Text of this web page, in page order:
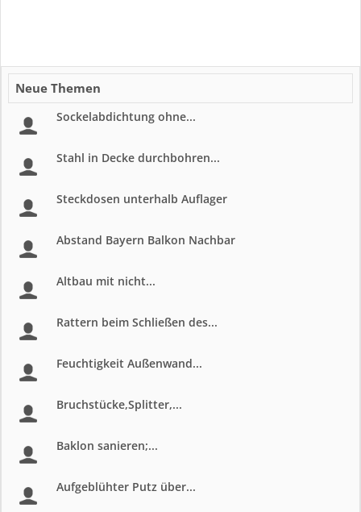
Neue Themen
Sockelabdichtung ohne...
Stahl in Decke durchbohren...
Steckdosen unterhalb Auflager
Abstand Bayern Balkon Nachbar
Altbau mit nicht...
Rattern beim Schließen des...
Feuchtigkeit Außenwand...
Bruchstücke,Splitter,...
Baklon sanieren;...
Aufgeblühter Putz über...